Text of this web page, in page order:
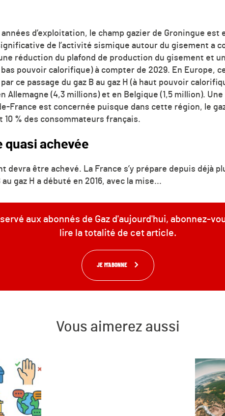
d’exploitation, le champ gazier de Groningue est
de l’activité sismique autour du gisement a
réduction du plafond de production du gisement et
pouvoir calorifique) à compter de 2029. En Europe,
ce passage du gaz B au gaz H (à haut pouvoir
Allemagne (4,3 millions) et en Belgique (1,5 million).
France est concernée puisque dans cette région, le
10 % des consommateurs français.
quasi achevée
devra être achevé. La France s’y prépare depuis déjà
gaz H a débuté en 2016, avec la mise...
aux abonnés de Gaz d'aujourd'hui, abonnez-
lire la totalité de cet article.
JE M'ABONNE
Vous aimerez aussi